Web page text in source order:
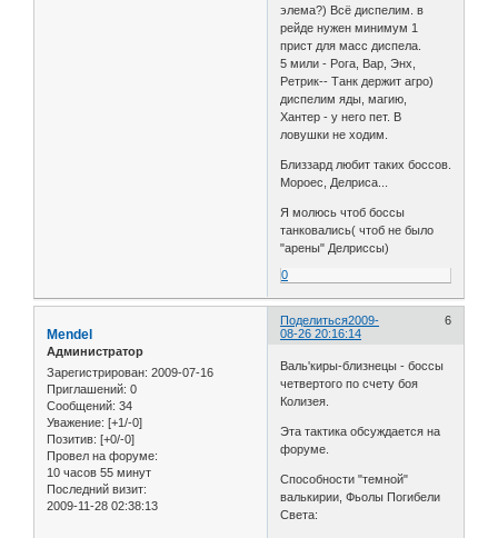
элема?) Всё диспелим. в
рейде нужен минимум 1
прист для масс диспела.
5 мили - Рога, Вар, Энх,
Ретрик-- Танк держит агро)
диспелим яды, магию,
Хантер - у него пет. В
ловушки не ходим.
Близзард любит таких боссов.
Мороес, Делриса...
Я молюсь чтоб боссы
танковались( чтоб не было
"арены" Делриссы)
0
Поделиться 6
2009-
08-26 20:16:14
Mendel
Администратор
Зарегистрирован: 2009-07-16
Приглашений: 0
Сообщений: 34
Уважение: [+1/-0]
Позитив: [+0/-0]
Провел на форуме:
10 часов 55 минут
Последний визит:
2009-11-28 02:38:13
Валь'киры-близнецы - боссы
четвертого по счету боя
Колизея.
Эта тактика обсуждается на
форуме.
Способности "темной"
валькирии, Фьолы Погибели
Света: